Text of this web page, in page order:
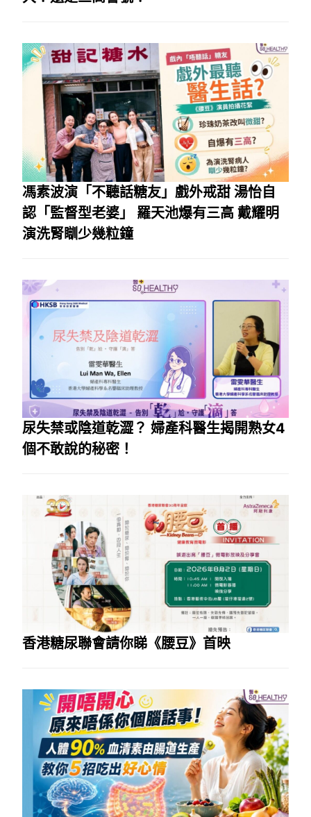
馮素波演「不聽話糖友」戲外戒甜 湯怡自
認「監督型老婆」 羅天池爆有三高 戴耀明
演洗腎瞓少幾粒鐘
尿失禁或陰道乾澀？ 婦產科醫生揭開熟女4
個不敢說的秘密！
香港糖尿聯會請你睇《腰豆》首映